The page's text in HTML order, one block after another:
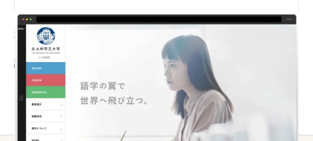
北九州市立大学様のホームページを制作いたしました。
語学を海外へ飛び立つための翼と捉えTOPイメージを制作し、
必要な情報を読みやすく整理しユーザーのストレス軽減に努めま
した。